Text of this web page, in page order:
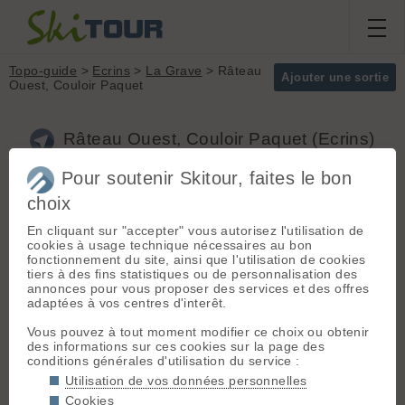
Ajouter une sortie
Topo-guide > Ecrins > La Grave > Râteau
Ouest, Couloir Paquet
Râteau Ouest, Couloir Paquet (Ecrins)
Sommet :
Rateau
(sommet Ouest)
(3769 m)
Orientation :S
Dénivelé :2200 m.
montée :
Difficulté ski :5.3
E4
Pente :
mètres avec
Itinéraire de grande classe
au sommet du Râteau Ouest.
Départ :La Grave(1450 m) -
Grenoble N91 direction Briançon
sommet du Râteau Ouest par la
voie normale de l'arête Ouest (PD)
depuis la gare des Ruillans si le
télécabine est encore ouvert ou
depuis la Grave. L'entrée du couloir
Pour soutenir Skitour, faites le bon
choix
En cliquant sur "accepter" vous autorisez l'utilisation de
cookies à usage technique nécessaires au bon
fonctionnement du site, ainsi que l'utilisation de cookies
tiers à des fins statistiques ou de personnalisation des
annonces pour vous proposer des services et des offres
adaptées à vos centres d'interêt.
Vous pouvez à tout moment modifier ce choix ou obtenir
des informations sur ces cookies sur la page des
conditions générales d'utilisation du service :
Utilisation de vos données personnelles
Cookies